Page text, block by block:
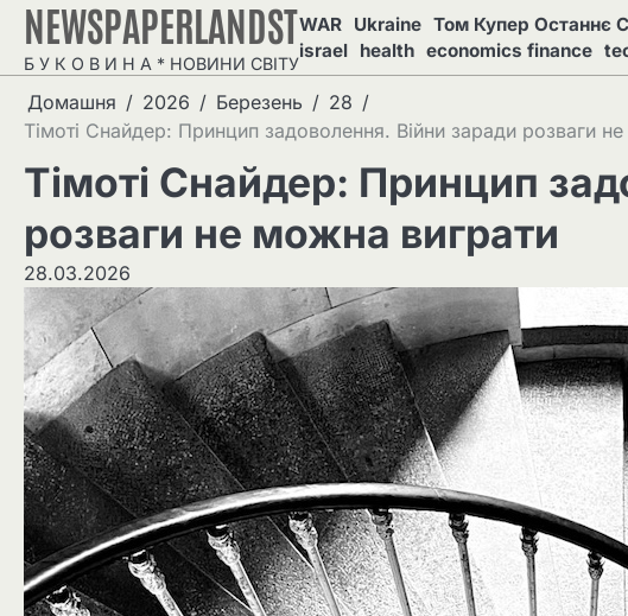
Перейти
вмісту
NEWSPAPERLANDST
Б У К О В И Н А * НОВИНИ СВІТУ
WAR Ukraine Том Купер Останнє
israel health economics finance
Домашня 2026 Березень
28
Тімоті Снайдер: Принцип задоволення. Війни заради розваги
Тімоті Снайдер: Принцип
розваги не можна виграти
28.03.2026